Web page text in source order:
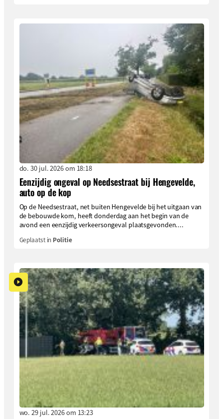
do. 30 jul. 2026 om 18:18
Eenzijdig ongeval op Needsestraat bij Hengevelde,
auto op de kop
Op de Needsestraat, net buiten Hengevelde bij het uitgaan van
de bebouwde kom, heeft donderdag aan het begin van de
avond een eenzijdig verkeersongeval plaatsgevonden....
Geplaatst in Politie
wo. 29 jul. 2026 om 13:23